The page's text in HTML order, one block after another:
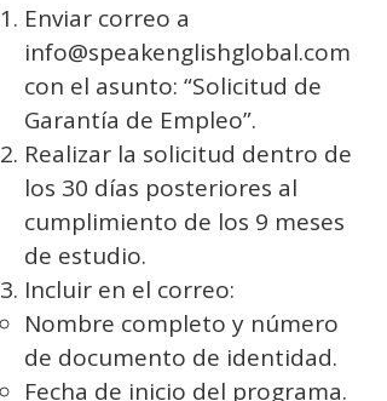
Enviar correo a
info@speakenglishglobal.com
con el asunto: “Solicitud de
Garantía de Empleo”.
Realizar la solicitud dentro de
los 30 días posteriores al
cumplimiento de los 9 meses
de estudio.
Incluir en el correo:
Nombre completo y número
de documento de identidad.
Fecha de inicio del programa.